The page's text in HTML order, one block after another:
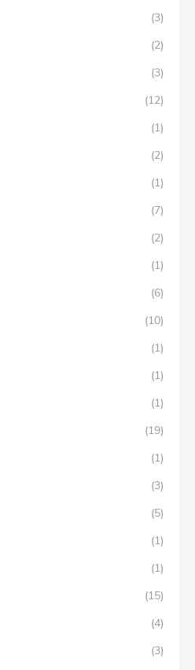
(3)
(2)
(3)
(12)
(1)
(2)
(1)
(7)
(2)
(1)
(6)
(10)
(1)
(1)
(1)
(19)
(1)
(3)
(5)
(1)
(1)
(15)
(4)
(3)